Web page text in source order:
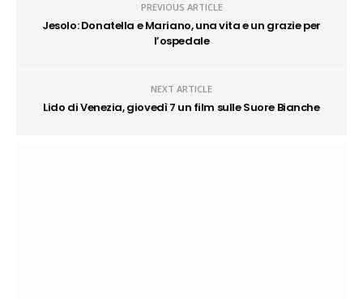
PREVIOUS ARTICLE
Jesolo: Donatella e Mariano, una vita e un grazie per
l’ospedale
NEXT ARTICLE
Lido di Venezia, giovedì 7 un film sulle Suore Bianche